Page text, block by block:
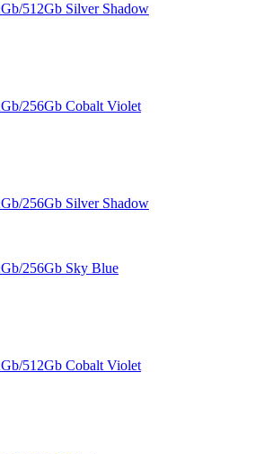
512Gb Silver Shadow
256Gb Cobalt Violet
256Gb Silver Shadow
256Gb Sky Blue
512Gb Cobalt Violet